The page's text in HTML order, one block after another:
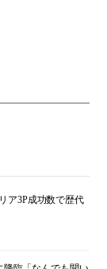
ア3P成功数で歴代